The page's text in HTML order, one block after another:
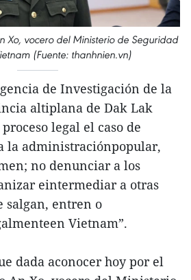
Xo, vocero del Ministerio de Seguridad
(Fuente: thanhnien.vn)
de Investigación de la
altiplana de Dak Lak
legal el caso de
la administraciónpopular,
no denunciar a los
eintermediar a otras
salgan, entren o
Vietnam”.
dada aconocer hoy por el